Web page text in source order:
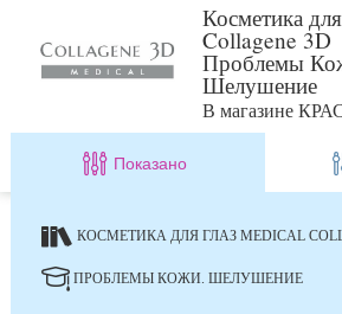
Косметика
Collagene 3D
Проблемы
Шелушение
В магазине
Показано
КОСМЕТИКА ДЛЯ ГЛАЗ MEDICAL
ПРОБЛЕМЫ КОЖИ. ШЕЛУШЕНИЕ